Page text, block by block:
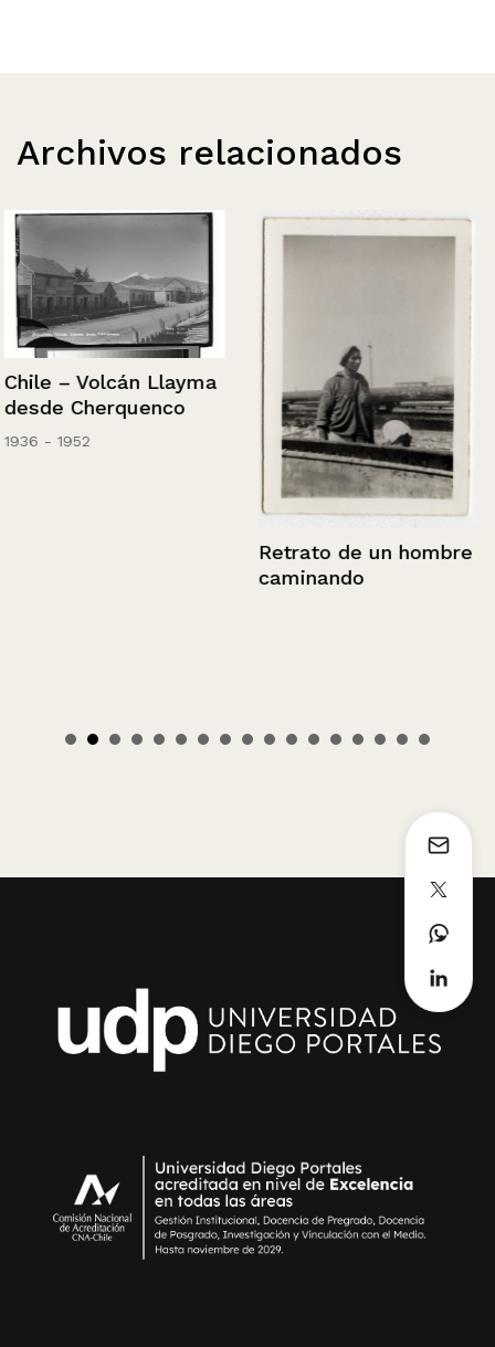
Archivos relacionados
Chile – Volcán Llayma
desde Cherquenco
1936 - 1952
Retrato de un hombre
caminando